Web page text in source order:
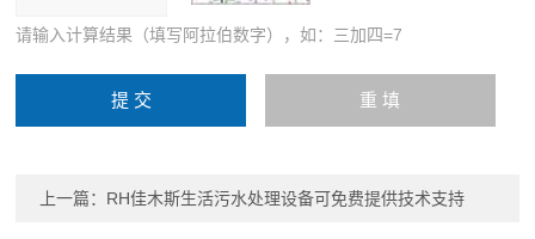
请输入计算结果（填写阿拉伯数字），如：三加四=7
上一篇： RH佳木斯生活污水处理设备可免费提供技术支持